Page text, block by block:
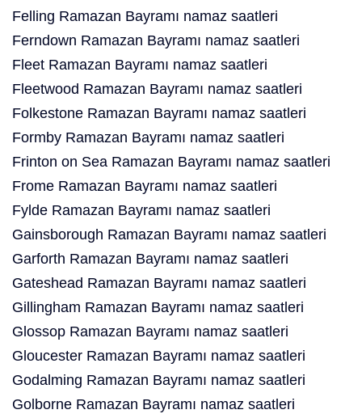
Felling Ramazan Bayramı namaz saatleri
Ferndown Ramazan Bayramı namaz saatleri
Fleet Ramazan Bayramı namaz saatleri
Fleetwood Ramazan Bayramı namaz saatleri
Folkestone Ramazan Bayramı namaz saatleri
Formby Ramazan Bayramı namaz saatleri
Frinton on Sea Ramazan Bayramı namaz saatleri
Frome Ramazan Bayramı namaz saatleri
Fylde Ramazan Bayramı namaz saatleri
Gainsborough Ramazan Bayramı namaz saatleri
Garforth Ramazan Bayramı namaz saatleri
Gateshead Ramazan Bayramı namaz saatleri
Gillingham Ramazan Bayramı namaz saatleri
Glossop Ramazan Bayramı namaz saatleri
Gloucester Ramazan Bayramı namaz saatleri
Godalming Ramazan Bayramı namaz saatleri
Golborne Ramazan Bayramı namaz saatleri